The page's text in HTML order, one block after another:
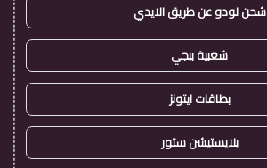
شحن لودو عن طريق الايدي
شعبية ببجي
بطاقات ايتونز
بلايستيشن ستور